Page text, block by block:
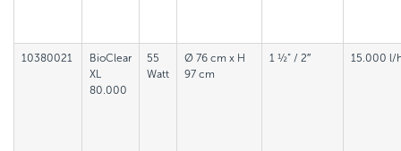
10380021
BioClear
XL
80.000
55
Watt
Ø 76 cm x H
97 cm
1 ½“ / 2″ 15.000 l/